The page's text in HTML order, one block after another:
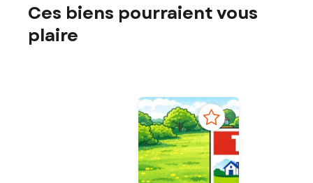
Ces biens pourraient vous
plaire